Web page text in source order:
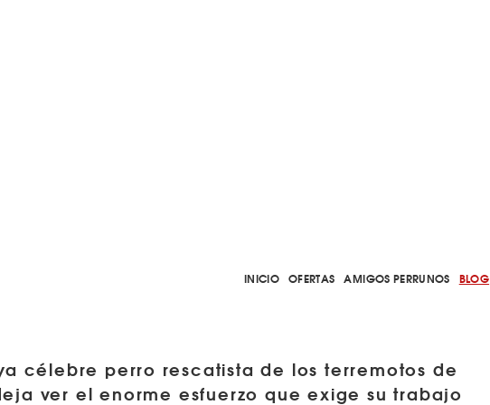
INICIO OFERTAS AMIGOS PERRUNOS BLOG
célebre perro rescatista de los terremotos de
ver el enorme esfuerzo que exige su trabajo